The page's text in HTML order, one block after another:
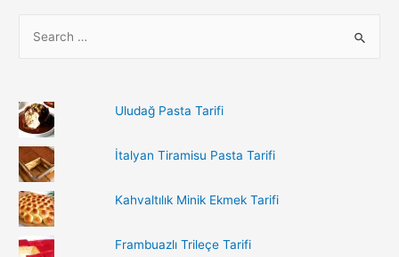
c
h
f
o
r
:
Uludağ Pasta Tarifi
İtalyan Tiramisu Pasta Tarifi
Kahvaltılık Minik Ekmek Tarifi
Frambuazlı Trileçe Tarifi